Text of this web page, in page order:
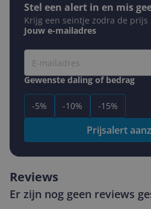
Stel een alert in en mis
Krijg een seintje zodra de prijs
Jouw e-mailadres
Gewenste daling of bedrag
-5% -10% -15%
Prijsalert
Reviews
Er zijn nog geen reviews